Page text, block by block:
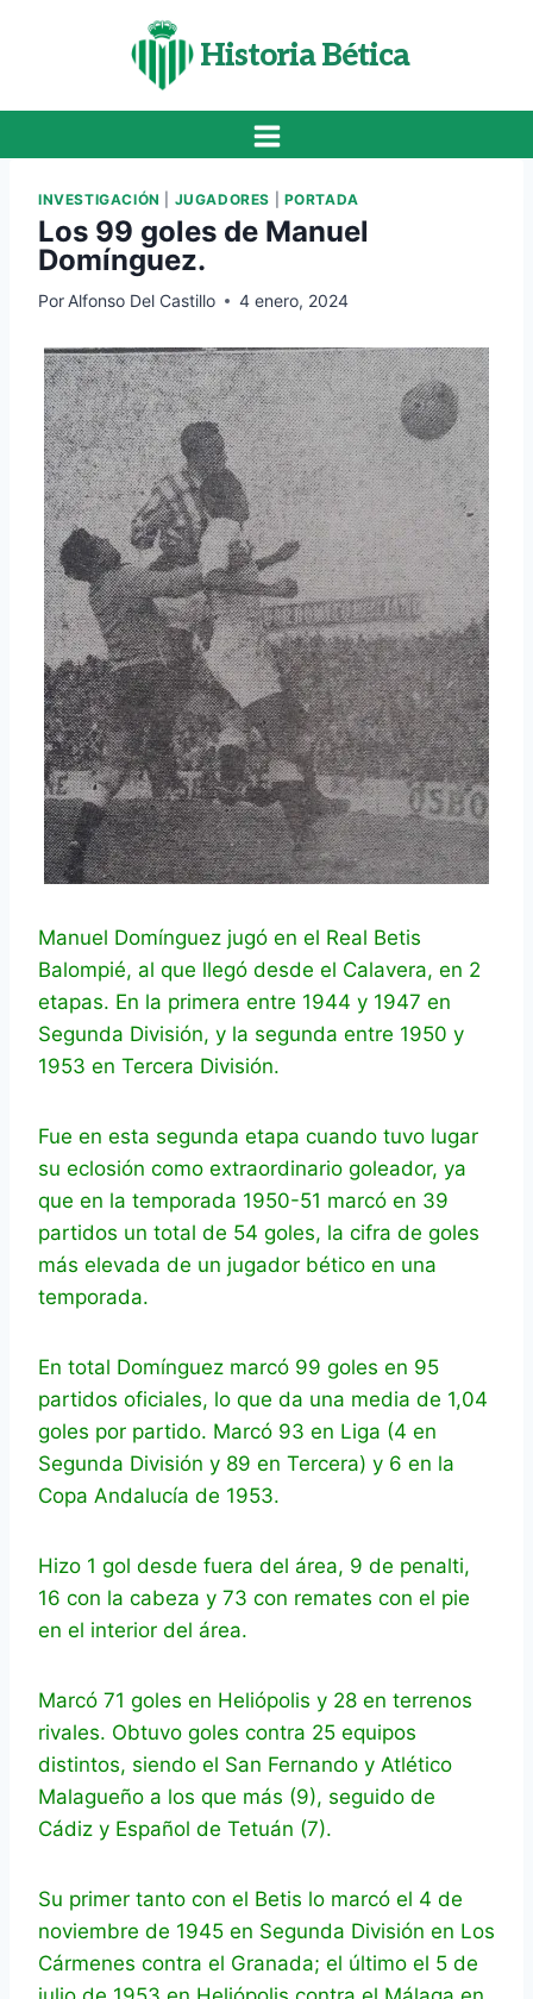
Historia Bética
INVESTIGACIÓN JUGADORES PORTADA
Los 99 goles de Manuel
Domínguez.
Por Alfonso Del Castillo 4 enero, 2024
Manuel Domínguez jugó en el Real Betis
Balompié, al que llegó desde el Calavera, en 2
etapas. En la primera entre 1944 y 1947 en
Segunda División, y la segunda entre 1950 y
1953 en Tercera División.
Fue en esta segunda etapa cuando tuvo lugar
su eclosión como extraordinario goleador, ya
que en la temporada 1950-51 marcó en 39
partidos un total de 54 goles, la cifra de goles
más elevada de un jugador bético en una
temporada.
En total Domínguez marcó 99 goles en 95
partidos oficiales, lo que da una media de 1,04
goles por partido. Marcó 93 en Liga (4 en
Segunda División y 89 en Tercera) y 6 en la
Copa Andalucía de 1953.
Hizo 1 gol desde fuera del área, 9 de penalti,
16 con la cabeza y 73 con remates con el pie
en el interior del área.
Marcó 71 goles en Heliópolis y 28 en terrenos
rivales. Obtuvo goles contra 25 equipos
distintos, siendo el San Fernando y Atlético
Malagueño a los que más (9), seguido de
Cádiz y Español de Tetuán (7).
Su primer tanto con el Betis lo marcó el 4 de
noviembre de 1945 en Segunda División en Los
Cármenes contra el Granada; el último el 5 de